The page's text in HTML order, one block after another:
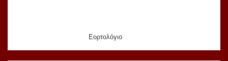
Εορτολόγιο